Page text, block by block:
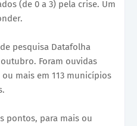
(de 0 a 3) pela crise. Um
pesquisa Datafolha
Foram ouvidas
ou mais em 113 municípios
pontos, para mais ou